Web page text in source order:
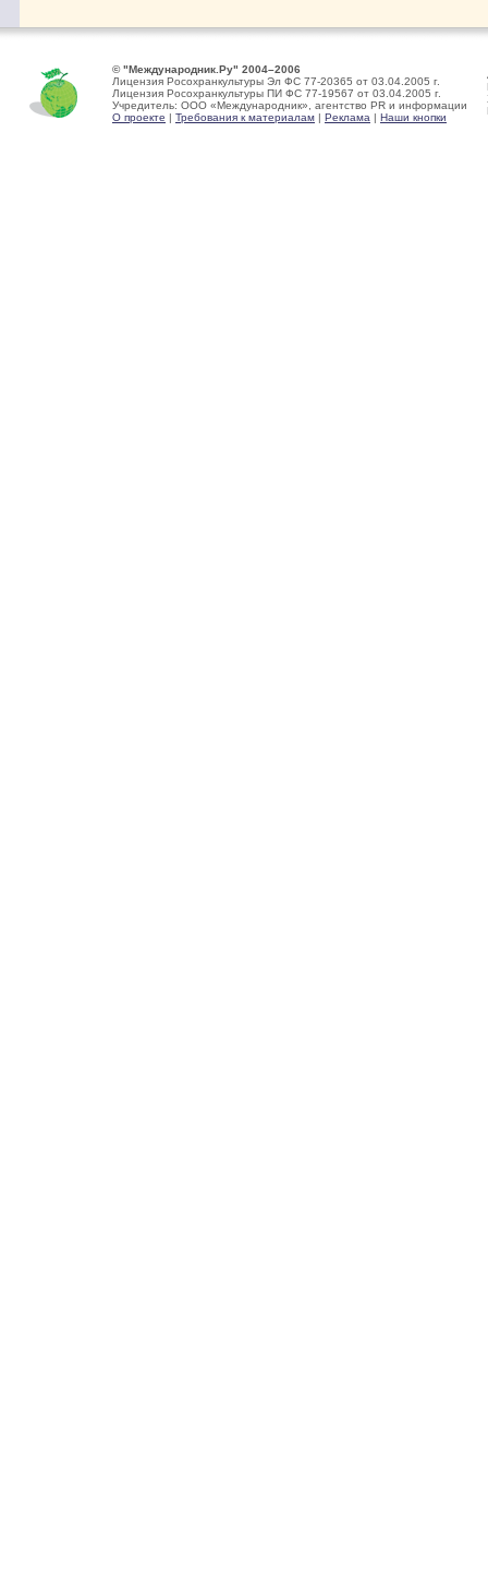
© "Международник.Ру" 2004–2006
Лицензия Росохранкультуры Эл ФС 77-20365 от 03.04.2005 г.
Лицензия Росохранкультуры ПИ ФС 77-19567 от 03.04.2005 г.
Учредитель: ООО «Международник», агентство PR и информации
О проекте | Требования к материалам | Реклама | Наши кнопки